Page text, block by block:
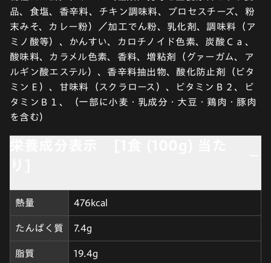
品、食塩、香辛料、チキン調味料、プロセスチーズ、粉
末みそ、カレー粉）／加工でん粉、乳化剤、調味料（ア
ミノ酸等）、かんすい、カロチノイド色素、炭酸Ｃａ、
酸味料、カラメル色素、香料、増粘剤（グァーガム、ア
ルギン酸エステル）、香辛料抽出物、酸化防止剤（ビタ
ミンＥ）、甘味料（スクラロース）、ビタミンＢ２、ビ
タミンＢ１、（一部に小麦・乳成分・大豆・鶏肉・豚肉
を含む）
熱量 476kcal
たんぱく質 7.4g
脂質 19.4g